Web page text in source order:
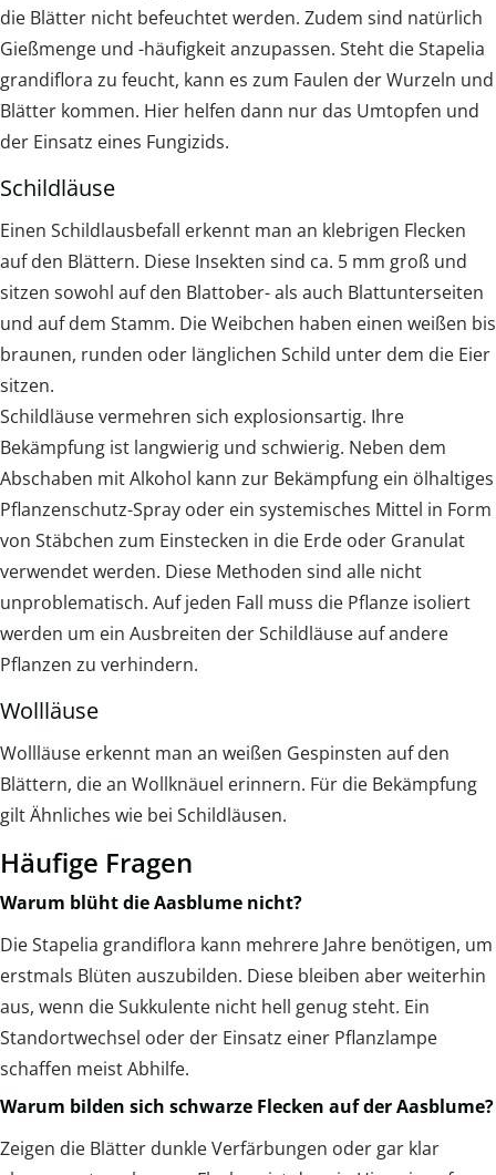
die Blätter nicht befeuchtet werden. Zudem sind natürlich
Gießmenge und -häufigkeit anzupassen. Steht die Stapelia
grandiflora zu feucht, kann es zum Faulen der Wurzeln und
Blätter kommen. Hier helfen dann nur das Umtopfen und
der Einsatz eines Fungizids.
Schildläuse
Einen Schildlausbefall erkennt man an klebrigen Flecken
auf den Blättern. Diese Insekten sind ca. 5 mm groß und
sitzen sowohl auf den Blattober- als auch Blattunterseiten
und auf dem Stamm. Die Weibchen haben einen weißen bis
braunen, runden oder länglichen Schild unter dem die Eier
sitzen.
Schildläuse vermehren sich explosionsartig. Ihre
Bekämpfung ist langwierig und schwierig. Neben dem
Abschaben mit Alkohol kann zur Bekämpfung ein ölhaltiges
Pflanzenschutz-Spray oder ein systemisches Mittel in Form
von Stäbchen zum Einstecken in die Erde oder Granulat
verwendet werden. Diese Methoden sind alle nicht
unproblematisch. Auf jeden Fall muss die Pflanze isoliert
werden um ein Ausbreiten der Schildläuse auf andere
Pflanzen zu verhindern.
Wollläuse
Wollläuse erkennt man an weißen Gespinsten auf den
Blättern, die an Wollknäuel erinnern. Für die Bekämpfung
gilt Ähnliches wie bei Schildläusen.
Häufige Fragen
Warum blüht die Aasblume nicht?
Die Stapelia grandiflora kann mehrere Jahre benötigen, um
erstmals Blüten auszubilden. Diese bleiben aber weiterhin
aus, wenn die Sukkulente nicht hell genug steht. Ein
Standortwechsel oder der Einsatz einer Pflanzlampe
schaffen meist Abhilfe.
Warum bilden sich schwarze Flecken auf der Aasblume?
Zeigen die Blätter dunkle Verfärbungen oder gar klar